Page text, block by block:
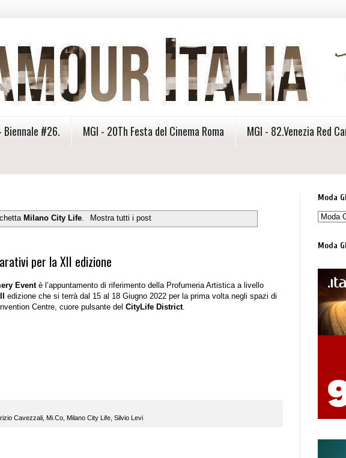
Biennale #26. MGI - 20Th Festa del Cinema Roma MGI - 82.Venezia Red
Milano City Life. Mostra tutti i post
per la XII edizione
Eventè l’appuntamento di riferimento della Profumeria Artistica a livello
edizione che si terrà dal 15 al 18 Giugno 2022 per la prima volta negli spazi di
Centre, cuore pulsante del CityLife District.
Cavezzali Mi.Co Milano City Life Silvio Levi
Moda
Moda